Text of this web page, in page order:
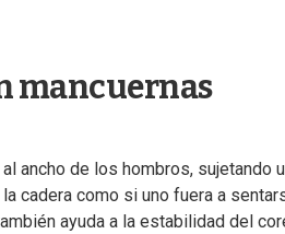
mancuernas
ancho de los hombros, sujetando
cadera como si uno fuera a
ayuda a la estabilidad del